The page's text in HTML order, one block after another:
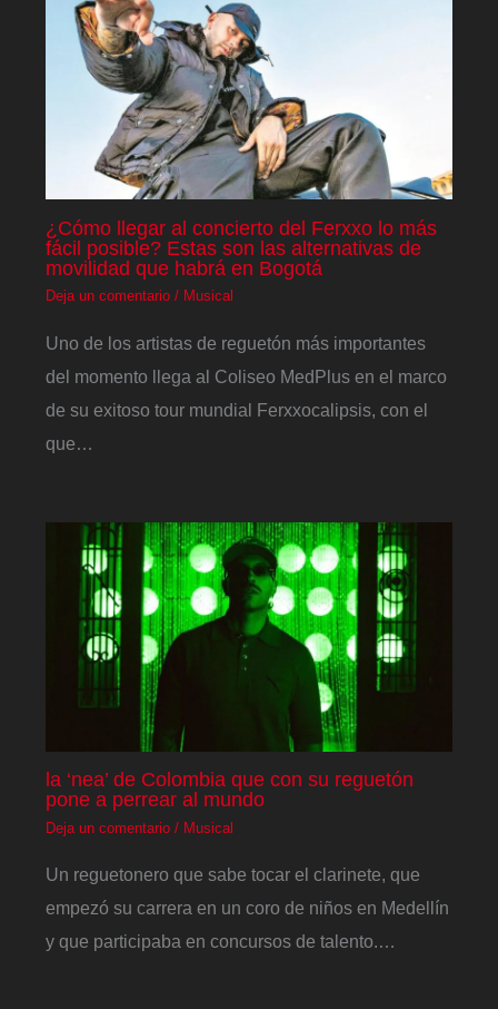
¿Cómo llegar al concierto del Ferxxo lo más
fácil posible? Estas son las alternativas de
movilidad que habrá en Bogotá
Deja un comentario / Musical
Uno de los artistas de reguetón más importantes
del momento llega al Coliseo MedPlus en el marco
de su exitoso tour mundial Ferxxocalipsis, con el
que…
la ‘nea’ de Colombia que con su reguetón
pone a perrear al mundo
Deja un comentario / Musical
Un reguetonero que sabe tocar el clarinete, que
empezó su carrera en un coro de niños en Medellín
y que participaba en concursos de talento.…